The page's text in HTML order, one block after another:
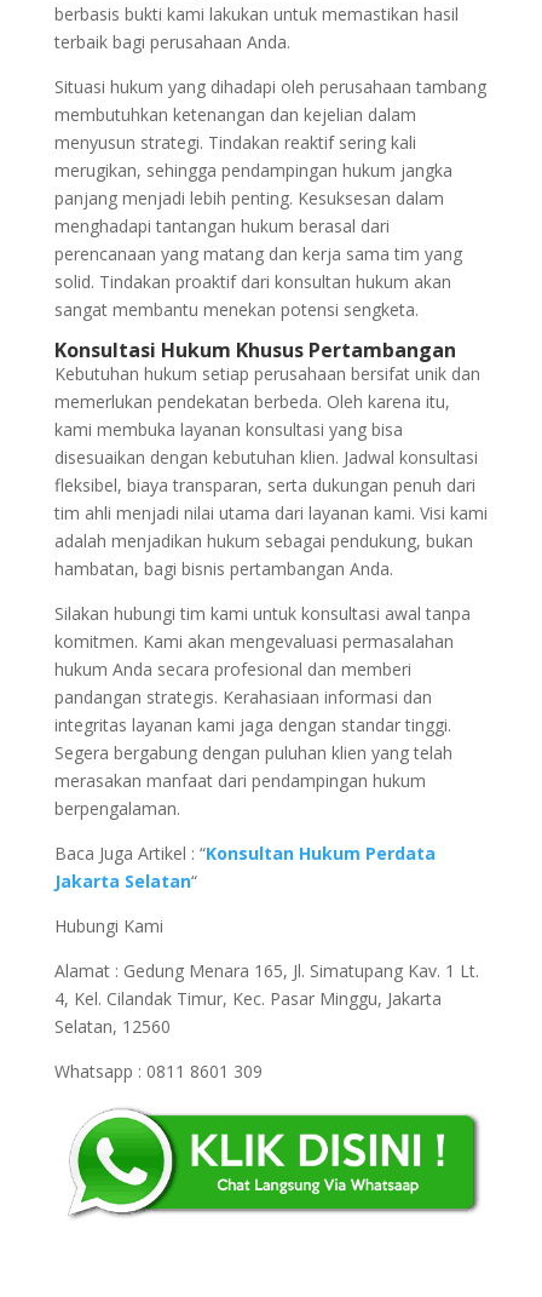
berbasis bukti kami lakukan untuk memastikan hasil
terbaik bagi perusahaan Anda.
Situasi hukum yang dihadapi oleh perusahaan tambang
membutuhkan ketenangan dan kejelian dalam
menyusun strategi. Tindakan reaktif sering kali
merugikan, sehingga pendampingan hukum jangka
panjang menjadi lebih penting. Kesuksesan dalam
menghadapi tantangan hukum berasal dari
perencanaan yang matang dan kerja sama tim yang
solid. Tindakan proaktif dari konsultan hukum akan
sangat membantu menekan potensi sengketa.
Konsultasi Hukum Khusus Pertambangan
Kebutuhan hukum setiap perusahaan bersifat unik dan
memerlukan pendekatan berbeda. Oleh karena itu,
kami membuka layanan konsultasi yang bisa
disesuaikan dengan kebutuhan klien. Jadwal konsultasi
fleksibel, biaya transparan, serta dukungan penuh dari
tim ahli menjadi nilai utama dari layanan kami. Visi kami
adalah menjadikan hukum sebagai pendukung, bukan
hambatan, bagi bisnis pertambangan Anda.
Silakan hubungi tim kami untuk konsultasi awal tanpa
komitmen. Kami akan mengevaluasi permasalahan
hukum Anda secara profesional dan memberi
pandangan strategis. Kerahasiaan informasi dan
integritas layanan kami jaga dengan standar tinggi.
Segera bergabung dengan puluhan klien yang telah
merasakan manfaat dari pendampingan hukum
berpengalaman.
Baca Juga Artikel : “Konsultan Hukum Perdata
Jakarta Selatan“
Hubungi Kami
Alamat : Gedung Menara 165, Jl. Simatupang Kav. 1 Lt.
4, Kel. Cilandak Timur, Kec. Pasar Minggu, Jakarta
Selatan, 12560
Whatsapp : 0811 8601 309